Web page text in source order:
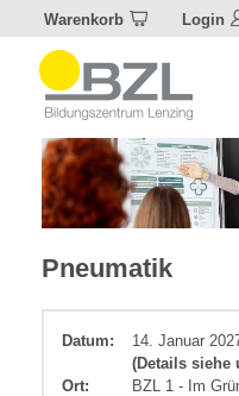
Warenkorb Login
Elektrotechnik
Pneumatik
Datum:
14. Januar
(Details siehe
Ort:
BZL 1 - Im